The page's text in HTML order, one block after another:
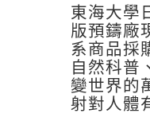
東海大學
版預鑄廠
系商品採
自然科普
變世界的
射對人體